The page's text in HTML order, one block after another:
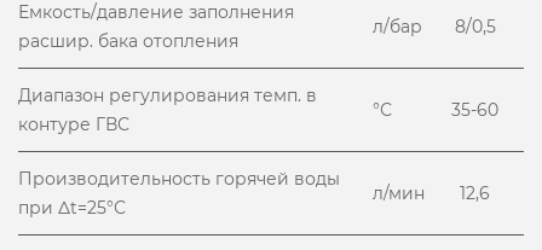
Емкость/давление заполнения
расшир. бака отопления
л/бар 8/0,5
Диапазон регулирования темп. в
контуре ГВС
°С 35-60
Производительность горячей воды
при Δt=25°С
л/мин 12,6